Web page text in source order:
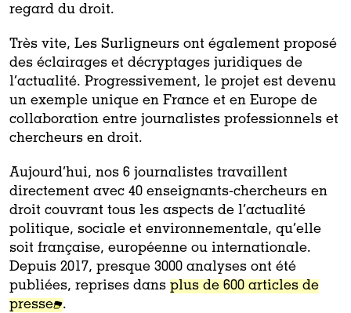
regard du droit.
Très vite, Les Surligneurs ont également proposé
des éclairages et décryptages juridiques de
l’actualité. Progressivement, le projet est devenu
un exemple unique en France et en Europe de
collaboration entre journalistes professionnels et
chercheurs en droit.
Aujourd’hui, nos 6 journalistes travaillent
directement avec 40 enseignants-chercheurs en
droit couvrant tous les aspects de l’actualité
politique, sociale et environnementale, qu’elle
soit française, européenne ou internationale.
Depuis 2017, presque 3000 analyses ont été
publiées, reprises dans plus de 600 articles de
presse
.